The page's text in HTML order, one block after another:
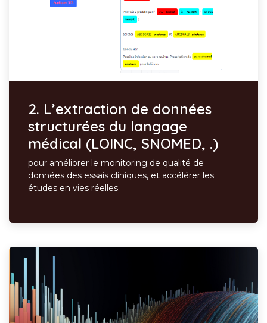
2. L’extraction de données
structurées du langage
médical (LOINC, SNOMED, .)
pour améliorer le monitoring de qualité de
données des essais cliniques, et accélérer les
études en vies réelles.